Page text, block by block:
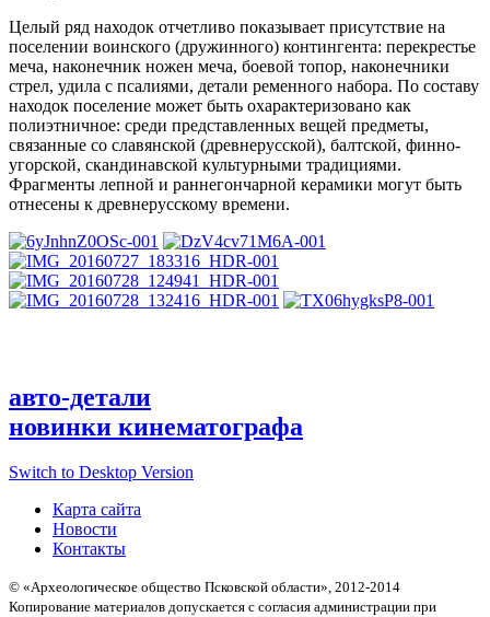
Целый ряд находок отчетливо показывает присутствие на
поселении воинского (дружинного) контингента: перекрестье
меча, наконечник ножен меча, боевой топор, наконечники
стрел, удила с псалиями, детали ременного набора. По составу
находок поселение может быть охарактеризовано как
полиэтничное: среди представленных вещей предметы,
связанные со славянской (древнерусской), балтской, финно-
угорской, скандинавской культурными традициями.
Фрагменты лепной и раннегончарной керамики могут быть
отнесены к древнерусскому времени.
авто-детали
новинки кинематографа
Switch to Desktop Version
Карта сайта
Новости
Контакты
© «Археологическое общество Псковской области», 2012-2014
Копирование материалов допускается с согласия администрации при